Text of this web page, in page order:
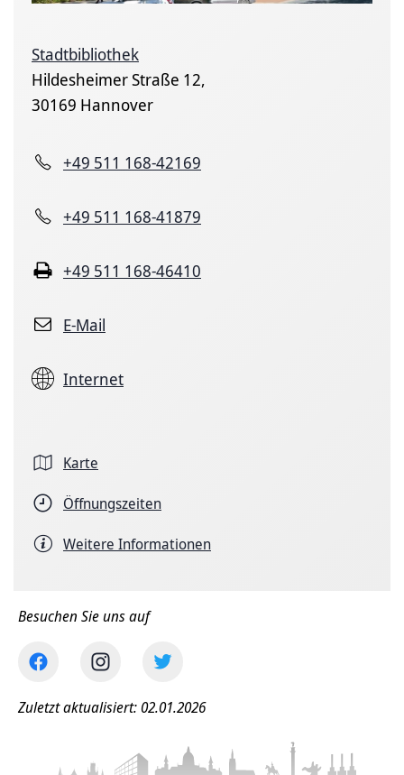
Stadtbibliothek
Hildesheimer Straße 12,
30169 Hannover
+49 511 168-42169
+49 511 168-41879
+49 511 168-46410
E-Mail
Internet
Karte
Öffnungszeiten
Weitere Informationen
Besuchen Sie uns auf
Zuletzt aktualisiert: 02.01.2026